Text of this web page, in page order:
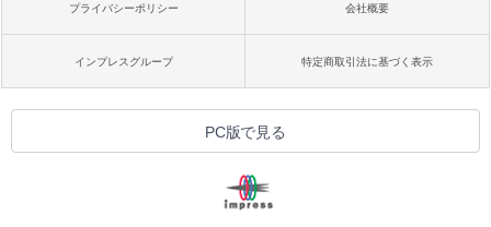
プライバシーポリシー 会社概要
インプレスグループ 特定商取引法に基づく表示
PC版で見る